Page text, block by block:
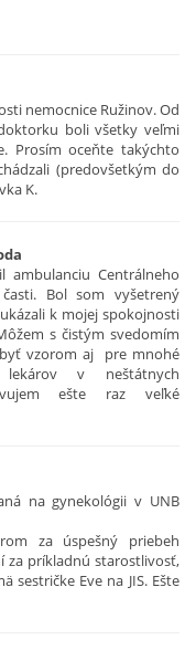
nemocnice Ružinov. Od
boli všetky veľmi
Prosím oceňte takýchto
(predovšetkým do
K.
ambulanciu Centrálneho
Bol som vyšetrený
k mojej spokojnosti
s čistým svedomím
vzorom aj pre mnohé
v neštátnych
ešte raz veľké
na gynekológii v UNB
za úspešný priebeh
za príkladnú starostlivosť,
Eve na JIS. Ešte